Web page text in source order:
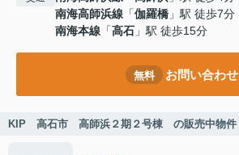
南海高師浜線 「伽羅橋 」駅 徒歩7分
南海本線 「高石 」駅 徒歩15分
無料 お問い合わせ
KIP 高石市 高師浜２期２号棟 の販売中物件